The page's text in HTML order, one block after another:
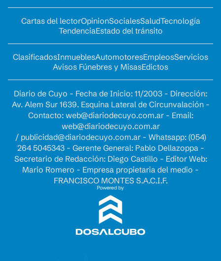
Cartas del lectorOpinionSocialesSaludTecnología
TendenciaEstado del tránsito
ClasificadosInmueblesAutomotoresEmpleosServicios
Avisos Fúnebres y MisasEdictos
Diario de Cuyo - Fecha de Inicio: 11/2003 - Dirección:
Av. Alem Sur 1639. Esquina Lateral de Circunvalación -
Contacto: web@diariodecuyo.com.ar- Email:
web@diariodecuyo.com.ar
/ publicidad@diariodecuyo.com.ar- Whatsapp: (054)
264 5045343 - Gerente General: Pablo Dellazoppa -
Secretario de Redacción: Diego Castillo - Editor Web:
Mario Romero - Empresa propietaria del medio -
FRANCISCO MONTES S.A.C.I.F.